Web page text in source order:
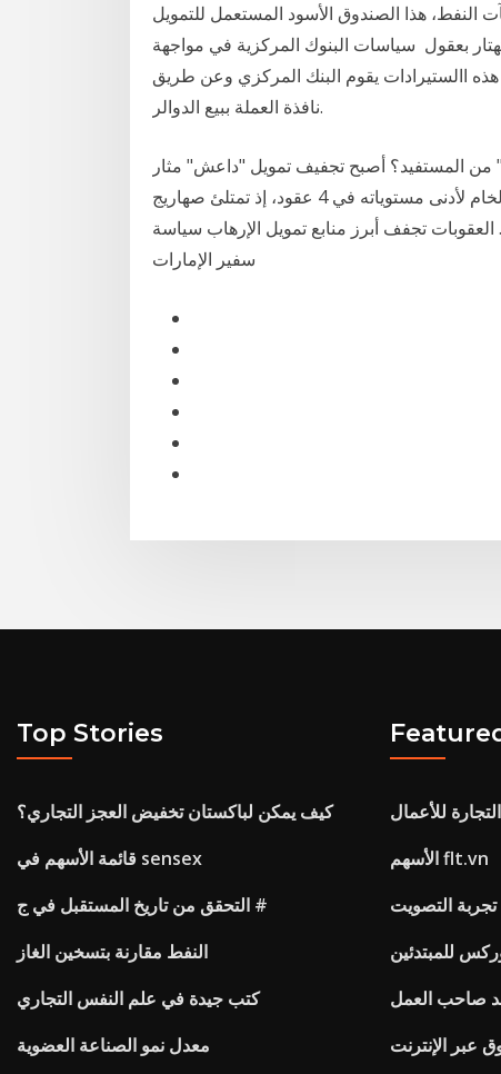
منشآت النفط، هذا الصندوق الأسود المستعمل للتمويل
بعقول سياسات البنوك المركزية في مواجهة
وبهدف تمويل هذه االستيرادات يقوم البنك المركزي وعن طريق
نافذة العملة ببيع الدوالر.
من المستفيد؟ أصبح تجفيف تمويل "داعش" مثار
تساؤلات. 27‏‏/5‏‏/1442 بعد الهجرة إيران قلصت إنتاج النفط الخام لأدنى مستوياته في 4 عقود، إذ تمتلئ صهاريج
تجفف أبرز منابع تمويل الإرهاب سياسة
سفير الإمارات
Top Stories
كيف يمكن لباكستان تخفيض العجز التجاري؟
قائمة الأسهم في sensex
التحقق من تاريخ المستقبل في ج #
النفط مقارنة بتسخين الغاز
كتب جيدة في علم النفس التجاري
معدل نمو الصناعة العضوية
للأعمال
الأسهم flt.vn
التصويت
صاحب العمل
عبر الإنترنت